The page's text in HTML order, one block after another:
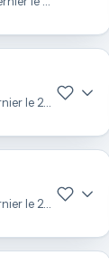
59 épisodes en réécoute · dernier le 28 juin
48 épisodes en réécoute · dernier le 26 juin